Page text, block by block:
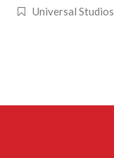
Universal Studios